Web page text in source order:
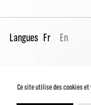
Langues Fr En
Conditions générales
Ce site utilise des cookies et